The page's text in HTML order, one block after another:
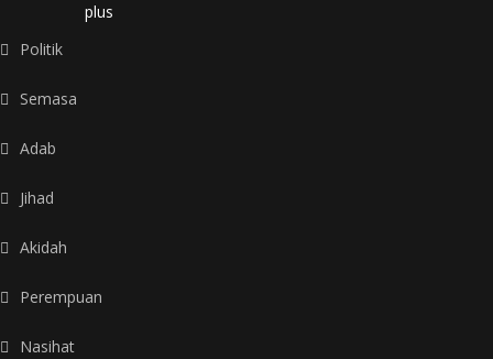
plus
Politik
Semasa
Adab
Jihad
Akidah
Perempuan
Nasihat